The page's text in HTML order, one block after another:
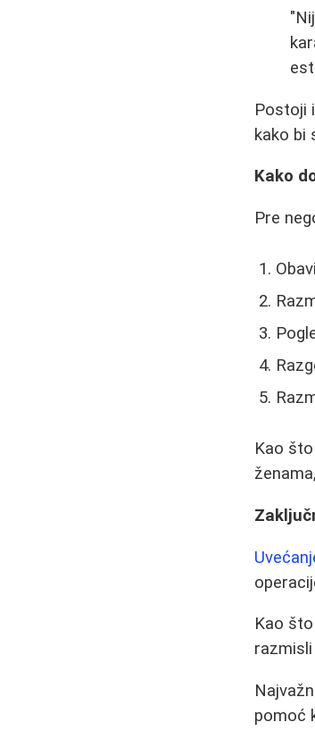
Postoji
kako bi
Kako
Pre
Kao
Kao
pomoć